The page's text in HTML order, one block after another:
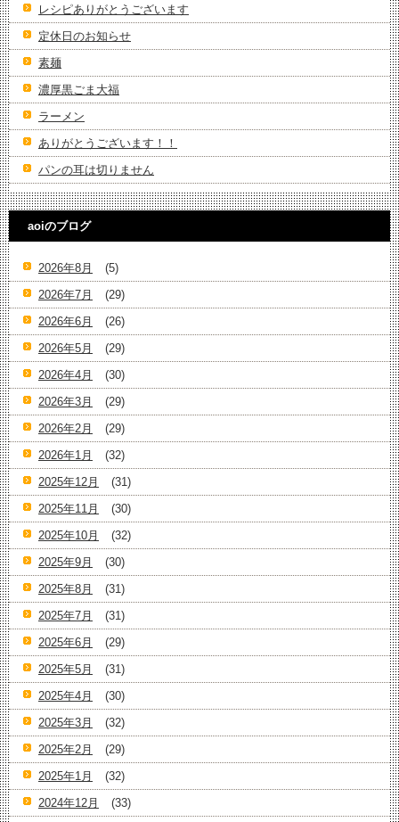
レシピありがとうございます
定休日のお知らせ
素麺
濃厚黒ごま大福
ラーメン
ありがとうございます！！
パンの耳は切りません
aoiのブログ
2026年8月
(5)
2026年7月
(29)
2026年6月
(26)
2026年5月
(29)
2026年4月
(30)
2026年3月
(29)
2026年2月
(29)
2026年1月
(32)
2025年12月
(31)
2025年11月
(30)
2025年10月
(32)
2025年9月
(30)
2025年8月
(31)
2025年7月
(31)
2025年6月
(29)
2025年5月
(31)
2025年4月
(30)
2025年3月
(32)
2025年2月
(29)
2025年1月
(32)
2024年12月
(33)